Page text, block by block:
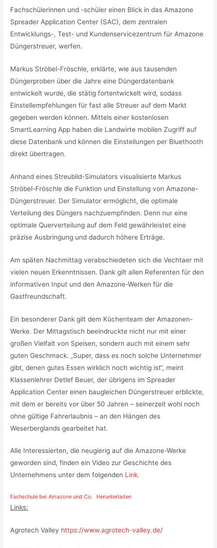
Fachschülerinnen und -schüler einen Blick in das Amazone
Spreader Application Center (SAC), dem zentralen
Entwicklungs-, Test- und Kundenservicezentrum für Amazone
Düngerstreuer, werfen.
Markus Ströbel-Fröschle, erklärte, wie aus tausenden
Düngerproben über die Jahre eine Düngerdatenbank
entwickelt wurde, die stätig fortentwickelt wird, sodass
Einstellempfehlungen für fast alle Streuer auf dem Markt
gegeben werden können. Mittels einer kostenlosen
SmartLearning App haben die Landwirte mobilen Zugriff auf
diese Datenbank und können die Einstellungen per Bluethooth
direkt übertragen.
Anhand eines Streubild-Simulators visualisierte Markus
Ströbel-Fröschle die Funktion und Einstellung von Amazone-
Düngerstreuer. Der Simulator ermöglicht, die optimale
Verteilung des Düngers nachzuempfinden. Denn nur eine
optimale Querverteilung auf dem Feld gewährleistet eine
präzise Ausbringung und dadurch höhere Erträge.
Am späten Nachmittag verabschiedeten sich die Vechtaer mit
vielen neuen Erkenntnissen. Dank gilt allen Referenten für den
informativen Input und den Amazone-Werken für die
Gastfreundschaft.
Ein besonderer Dank gilt dem Küchenteam der Amazonen-
Werke. Der Mittagstisch beeindruckte nicht nur mit einer
großen Vielfalt von Speisen, sondern auch mit einem sehr
guten Geschmack. „Super, dass es noch solche Unternehmer
gibt, denen gutes Essen wirklich noch wichtig ist“, meint
Klassenlehrer Detlef Beuer, der übrigens im Spreader
Application Center einen baugleichen Düngerstreuer erblickte,
mit dem er bereits vor über 50 Jahren – seinerzeit wohl noch
ohne gültige Fahrerlaubnis – an den Hängen des
Weserberglands gearbeitet hat.
Alle Interessierten, die neugierig auf die Amazone-Werke
geworden sind, finden ein Video zur Geschichte des
Unternehmens unter dem folgenden Link.
Fachschule bei Amazone und Co. Herunterladen
Links:
Agrotech Valley https://www.agrotech-valley.de/